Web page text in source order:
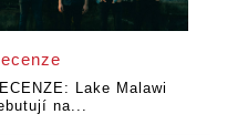
Lake Malawi
na...